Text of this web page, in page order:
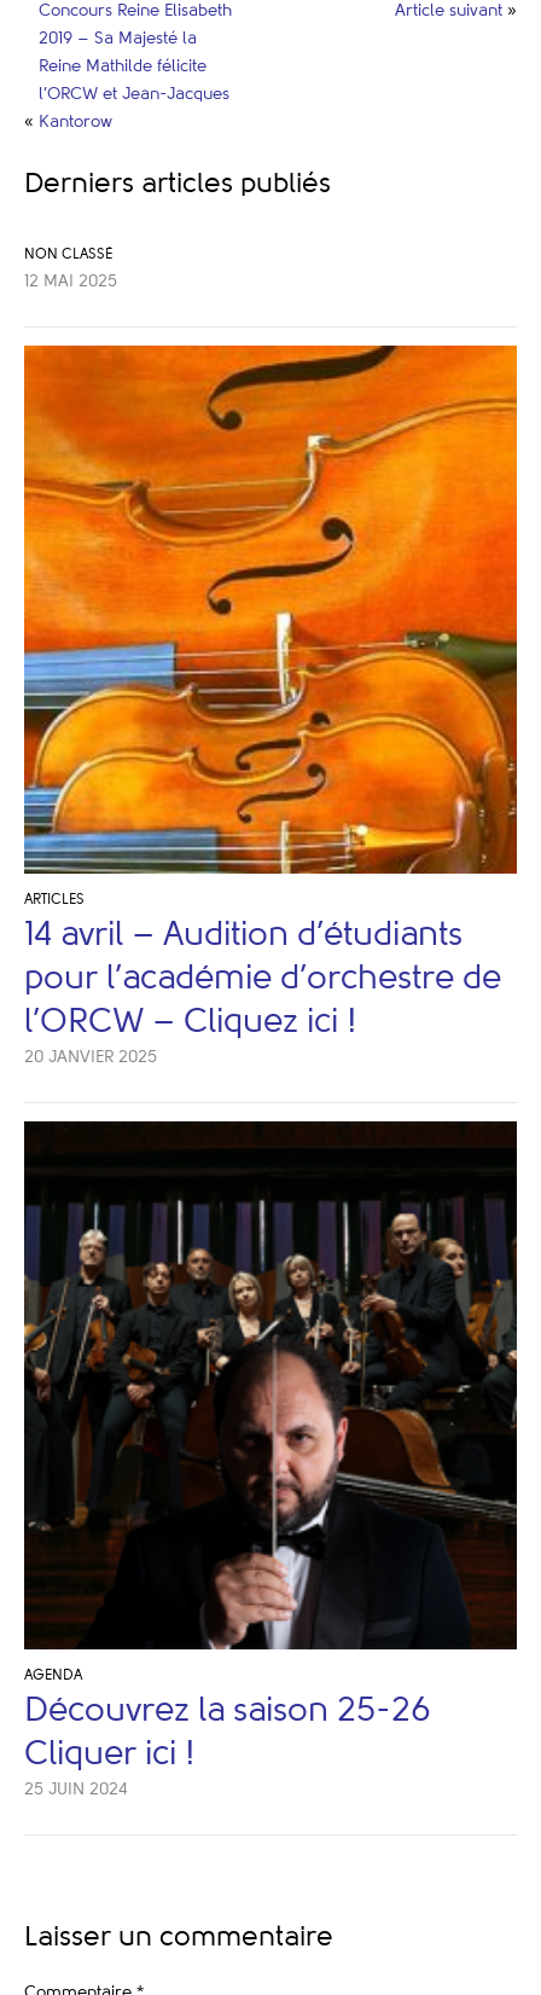
«
Concours Reine Elisabeth
2019 – Sa Majesté la
Reine Mathilde félicite
l’ORCW et Jean-Jacques
Kantorow
Article suivant »
Derniers articles publiés
NON CLASSÉ
12 MAI 2025
ARTICLES
14 avril – Audition d’étudiants
pour l’académie d’orchestre de
l’ORCW – Cliquez ici !
20 JANVIER 2025
AGENDA
Découvrez la saison 25-26
Cliquer ici !
25 JUIN 2024
Laisser un commentaire